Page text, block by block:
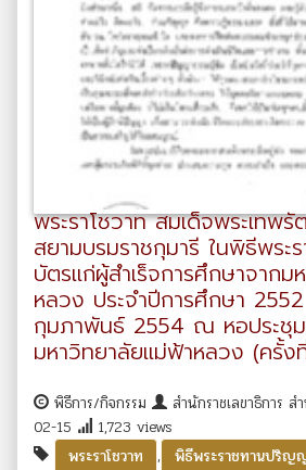
พระราโชวาท สมเด็จพระเทพรั
สยามบรมราชกุมารี ในพิธีพร
บัตรแก่ผู้สำเร็จการศึกษาจากม
หลวง ประจำปีการศึกษา
กุมภาพันธ์ 2554 ณ หอประชุม
มหาวิทยาลัยแม่ฟ้าหลวง (ครั้ง
พิธีการ/กิจกรรม สำนักราชเลขาธิการ ส
02-15
1,723 views
พระราโชวาท
, พิธีพระราชทานปริญ